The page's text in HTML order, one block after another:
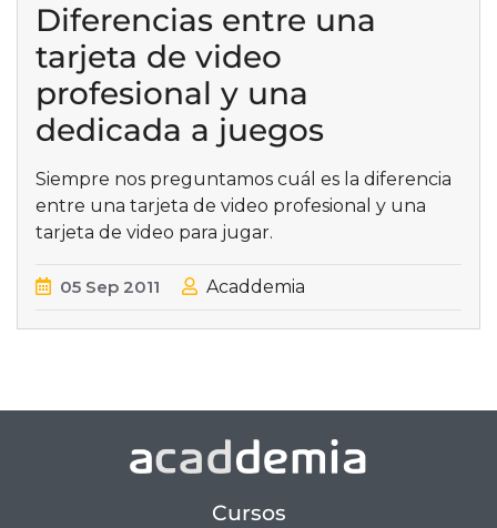
Diferencias entre una
tarjeta de video
profesional y una
dedicada a juegos
Siempre nos preguntamos cuál es la diferencia
entre una tarjeta de video profesional y una
tarjeta de video para jugar.
05 Sep 2011 Acaddemia
Cursos